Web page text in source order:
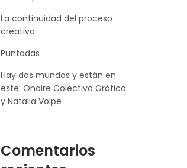
La continuidad del proceso
creativo
Puntadas
Hay dos mundos y están en
este: Onaire Colectivo Gráfico
y Natalia Volpe
Comentarios